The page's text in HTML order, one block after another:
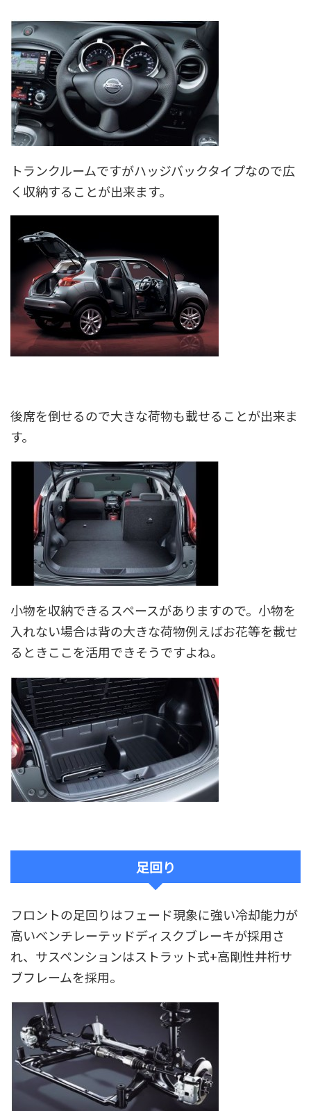
トランクルームですがハッジバックタイプなので広
く収納することが出来ます。
後席を倒せるので大きな荷物も載せることが出来ま
す。
小物を収納できるスペースがありますので。小物を
入れない場合は背の大きな荷物例えばお花等を載せ
るときここを活用できそうですよね。
足回り
フロントの足回りはフェード現象に強い冷却能力が
高いベンチレーテッドディスクブレーキが採用さ
れ、サスペンションはストラット式+高剛性井桁サ
ブフレームを採用。